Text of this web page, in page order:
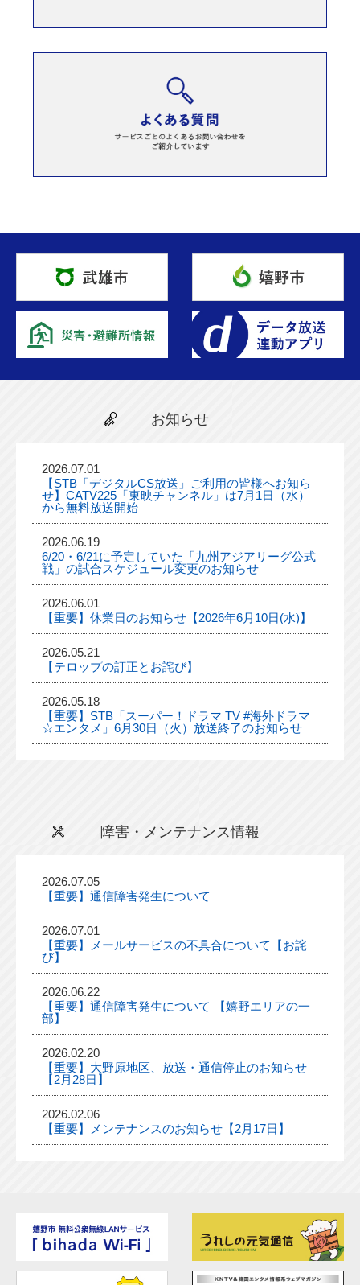
お知らせ
2026.07.01
【STB「デジタルCS放送」ご利用の皆様へお知ら
せ】CATV225「東映チャンネル」は7月1日（水）
から無料放送開始
2026.06.19
6/20・6/21に予定していた「九州アジアリーグ公式
戦」の試合スケジュール変更のお知らせ
2026.06.01
【重要】休業日のお知らせ【2026年6月10日(水)】
2026.05.21
【テロップの訂正とお詫び】
2026.05.18
【重要】STB「スーパー！ドラマ TV #海外ドラマ
☆エンタメ」6月30日（火）放送終了のお知らせ
障害・メンテナンス情報
2026.07.05
【重要】通信障害発生について
2026.07.01
【重要】メールサービスの不具合について【お詫
び】
2026.06.22
【重要】通信障害発生について 【嬉野エリアの一
部】
2026.02.20
【重要】大野原地区、放送・通信停止のお知らせ
【2月28日】
2026.02.06
【重要】メンテナンスのお知らせ【2月17日】